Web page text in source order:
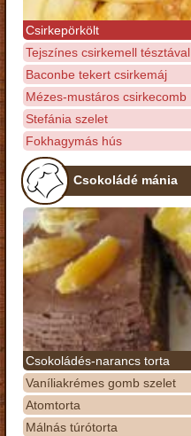
Csirkepörkölt
Tejszínes csirkemell tésztával
Baconbe tekert csirkemáj
Mézes-mustáros csirkecomb
Stefánia szelet
Fokhagymás hús
Csokoládé mánia
Csokoládés-narancs torta
Vaníliakrémes gomb szelet
Atomtorta
Málnás túrótorta